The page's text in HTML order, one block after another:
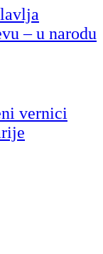
– u narodu
vernici